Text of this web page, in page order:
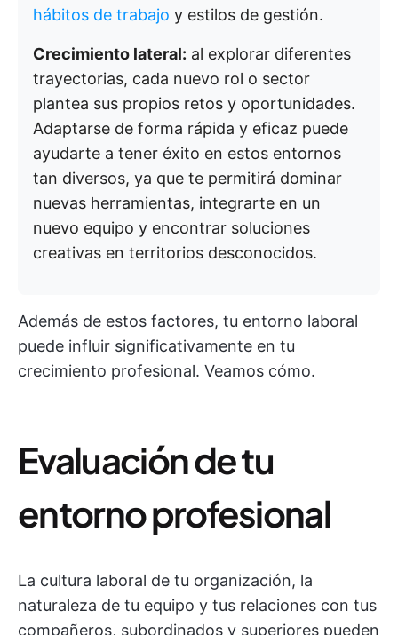
hábitos de trabajo y estilos de gestión.
Crecimiento lateral: al explorar diferentes
trayectorias, cada nuevo rol o sector
plantea sus propios retos y oportunidades.
Adaptarse de forma rápida y eficaz puede
ayudarte a tener éxito en estos entornos
tan diversos, ya que te permitirá dominar
nuevas herramientas, integrarte en un
nuevo equipo y encontrar soluciones
creativas en territorios desconocidos.
Además de estos factores, tu entorno laboral
puede influir significativamente en tu
crecimiento profesional. Veamos cómo.
Evaluación de tu
entorno profesional
La cultura laboral de tu organización, la
naturaleza de tu equipo y tus relaciones con tus
compañeros, subordinados y superiores pueden